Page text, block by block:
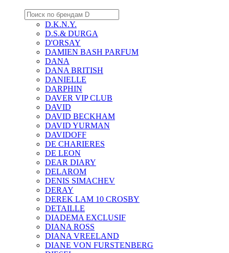
D.K.N.Y.
D.S.& DURGA
D'ORSAY
DAMIEN BASH PARFUM
DANA
DANA BRITISH
DANIELLE
DARPHIN
DAVER VIP CLUB
DAVID
DAVID BECKHAM
DAVID YURMAN
DAVIDOFF
DE CHARIERES
DE LEON
DEAR DIARY
DELAROM
DENIS SIMACHEV
DERAY
DEREK LAM 10 CROSBY
DETAILLE
DIADEMA EXCLUSIF
DIANA ROSS
DIANA VREELAND
DIANE VON FURSTENBERG